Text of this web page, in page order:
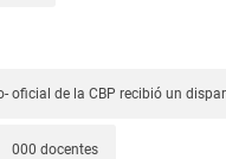
oficial de la CBP recibió un
000 docentes